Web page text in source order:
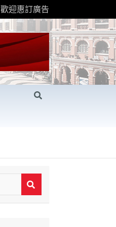
歡迎惠訂廣告